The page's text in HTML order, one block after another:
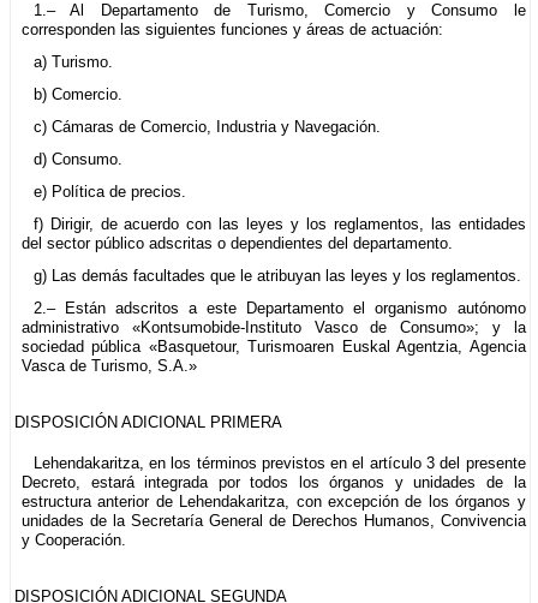
1.– Al Departamento de Turismo, Comercio y Consumo le
corresponden las siguientes funciones y áreas de actuación:
a) Turismo.
b) Comercio.
c) Cámaras de Comercio, Industria y Navegación.
d) Consumo.
e) Política de precios.
f) Dirigir, de acuerdo con las leyes y los reglamentos, las entidades
del sector público adscritas o dependientes del departamento.
g) Las demás facultades que le atribuyan las leyes y los reglamentos.
2.– Están adscritos a este Departamento el organismo autónomo
administrativo «Kontsumobide-Instituto Vasco de Consumo»; y la
sociedad pública «Basquetour, Turismoaren Euskal Agentzia, Agencia
Vasca de Turismo, S.A.»
DISPOSICIÓN ADICIONAL PRIMERA
Lehendakaritza, en los términos previstos en el artículo 3 del presente
Decreto, estará integrada por todos los órganos y unidades de la
estructura anterior de Lehendakaritza, con excepción de los órganos y
unidades de la Secretaría General de Derechos Humanos, Convivencia
y Cooperación.
DISPOSICIÓN ADICIONAL SEGUNDA